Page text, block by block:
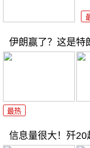
伊朗赢了？这是特
最热
信息量很大！歼20